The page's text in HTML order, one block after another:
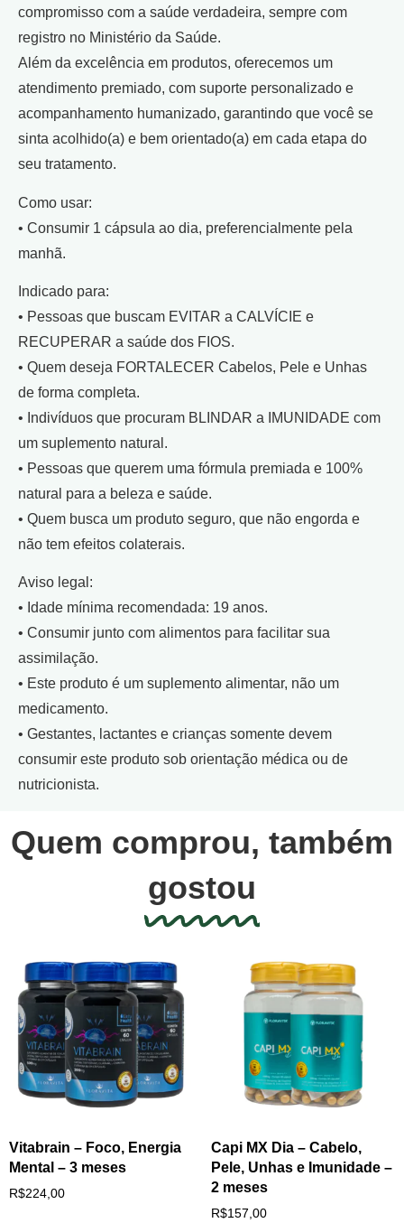
compromisso com a saúde verdadeira, sempre com
registro no Ministério da Saúde.
Além da excelência em produtos, oferecemos um
atendimento premiado, com suporte personalizado e
acompanhamento humanizado, garantindo que você se
sinta acolhido(a) e bem orientado(a) em cada etapa do
seu tratamento.
Como usar:
• Consumir 1 cápsula ao dia, preferencialmente pela
manhã.
Indicado para:
• Pessoas que buscam EVITAR a CALVÍCIE e
RECUPERAR a saúde dos FIOS.
• Quem deseja FORTALECER Cabelos, Pele e Unhas
de forma completa.
• Indivíduos que procuram BLINDAR a IMUNIDADE com
um suplemento natural.
• Pessoas que querem uma fórmula premiada e 100%
natural para a beleza e saúde.
• Quem busca um produto seguro, que não engorda e
não tem efeitos colaterais.
Aviso legal:
• Idade mínima recomendada: 19 anos.
• Consumir junto com alimentos para facilitar sua
assimilação.
• Este produto é um suplemento alimentar, não um
medicamento.
• Gestantes, lactantes e crianças somente devem
consumir este produto sob orientação médica ou de
nutricionista.
Quem comprou, também
gostou
Vitabrain – Foco, Energia
Mental – 3 meses
R$224,00
Capi MX Dia – Cabelo,
Pele, Unhas e Imunidade –
2 meses
R$157,00